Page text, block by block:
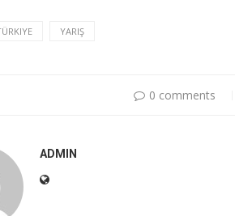
YARIŞ
0 comments
ADMIN